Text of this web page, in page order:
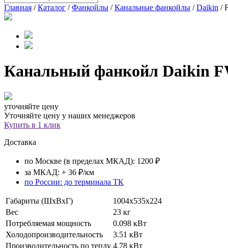
Главная /Каталог /Фанкойлы /Канальные фанкойлы /Daikin /
Канальный фанкойл Daikin
уточняйте цену
Уточняйте цену у наших менеджеров
Купить в 1 клик
Доставка
по Москве (в пределах МКАД): 1200 ₽
за МКАД: + 36 ₽/км
по России: до терминала ТК
Габариты (ШхВхГ)
1004х535х224
Вес
23 кг
Потребляемая мощность
0.098 кВт
Холодопроизводительность
3.51 кВт
Производительность по теплу 4.78 кВт